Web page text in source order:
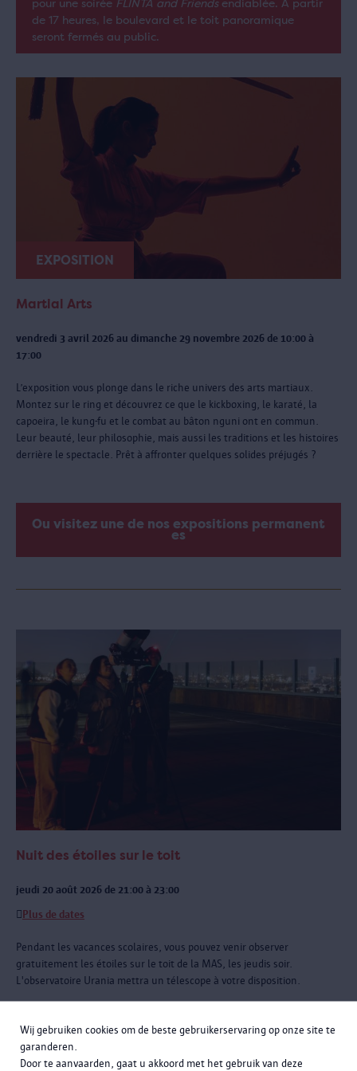
Wij gebruiken cookies om de beste gebruikerservaring op onze site te
garanderen.
Door te aanvaarden, gaat u akkoord met het gebruik van deze
pour une soirée FLINTA and Friends endiablée. À partir
de 17 heures, le boulevard et le toit panoramique
seront fermés au public.
EXPOSITION
Martial Arts
vendredi 3 avril 2026 au dimanche 29 novembre 2026 de 10:00 à
17:00
L’exposition vous plonge dans le riche univers des arts martiaux.
Montez sur le ring et découvrez ce que le kickboxing, le karaté, la
capoeira, le kung-fu et le combat au bâton nguni ont en commun.
Leur beauté, leur philosophie, mais aussi les traditions et les histoires
derrière le spectacle. Prêt à affronter quelques solides préjugés ?
Ou visitez une de nos expositions permanent
es
Nuit des étoiles sur le toit
jeudi 20 août 2026 de 21:00 à 23:00
Plus de dates
Pendant les vacances scolaires, vous pouvez venir observer
gratuitement les étoiles sur le toit de la MAS, les jeudis soir.
L'observatoire Urania mettra un télescope à votre disposition.